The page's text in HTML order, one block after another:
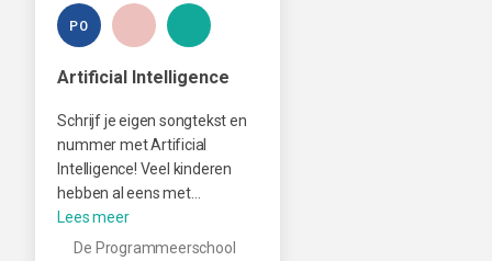
PO
Artificial Intelligence
Schrijf je eigen songtekst en
nummer met Artificial
Intelligence! Veel kinderen
hebben al eens met…
De Programmeerschool